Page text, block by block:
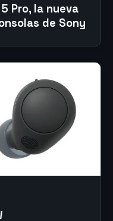
Pro, la nueva
de Sony